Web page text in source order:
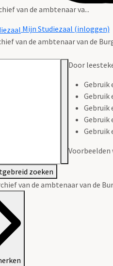
van de ambtenaar va...
Mijn Studiezaal (inloggen)
van de ambtenaar van de
Door
Gebruik
Gebruik
Gebruik
Gebruik
Gebruik
Voorbeelden
zoeken
van de ambtenaar van de